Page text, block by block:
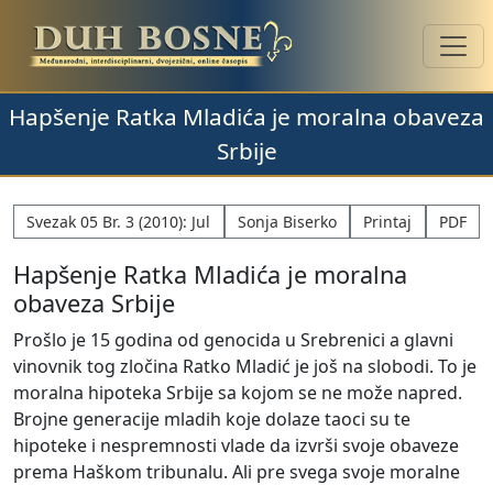
Hapšenje Ratka Mladića je moralna obaveza
Srbije
Svezak 05 Br. 3 (2010): Jul Sonja Biserko Printaj PDF
Hapšenje Ratka Mladića je moralna
obaveza Srbije
Prošlo je 15 godina od genocida u Srebrenici a glavni
vinovnik tog zločina Ratko Mladić je još na slobodi. To je
moralna hipoteka Srbije sa kojom se ne može napred.
Brojne generacije mladih koje dolaze taoci su te
hipoteke i nespremnosti vlade da izvrši svoje obaveze
prema Haškom tribunalu. Ali pre svega svoje moralne